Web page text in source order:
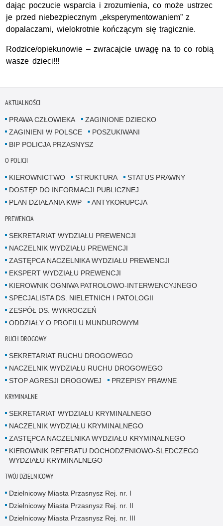
dając poczucie wsparcia i zrozumienia, co może ustrzec
je przed niebezpiecznym „eksperymentowaniem” z
dopalaczami, wielokrotnie kończącym się tragicznie.
Rodzice/opiekunowie – zwracajcie uwagę na to co robią
wasze dzieci!!!
AKTUALNOŚCI
PRAWA CZŁOWIEKA
ZAGINIONE DZIECKO
ZAGINIENI W POLSCE
POSZUKIWANI
BIP POLICJA PRZASNYSZ
O POLICJI
KIEROWNICTWO STRUKTURA
STATUS PRAWNY
DOSTĘP DO INFORMACJI PUBLICZNEJ
PLAN DZIAŁANIA KWP
ANTYKORUPCJA
PREWENCJA
SEKRETARIAT WYDZIAŁU PREWENCJI
NACZELNIK WYDZIAŁU PREWENCJI
ZASTĘPCA NACZELNIKA WYDZIAŁU PREWENCJI
EKSPERT WYDZIAŁU PREWENCJI
KIEROWNIK OGNIWA PATROLOWO-INTERWENCYJNEGO
SPECJALISTA DS. NIELETNICH I PATOLOGII
ZESPÓŁ DS. WYKROCZEŃ
ODDZIAŁY O PROFILU MUNDUROWYM
RUCH DROGOWY
SEKRETARIAT RUCHU DROGOWEGO
NACZELNIK WYDZIAŁU RUCHU DROGOWEGO
STOP AGRESJI DROGOWEJ
PRZEPISY PRAWNE
KRYMINALNE
SEKRETARIAT WYDZIAŁU KRYMINALNEGO
NACZELNIK WYDZIAŁU KRYMINALNEGO
ZASTĘPCA NACZELNIKA WYDZIAŁU KRYMINALNEGO
KIEROWNIK REFERATU DOCHODZENIOWO-ŚLEDCZEGO
WYDZIAŁU KRYMINALNEGO
TWÓJ DZIELNICOWY
Dzielnicowy Miasta Przasnysz Rej. nr. I
Dzielnicowy Miasta Przasnysz Rej. nr. II
Dzielnicowy Miasta Przasnysz Rej. nr. III